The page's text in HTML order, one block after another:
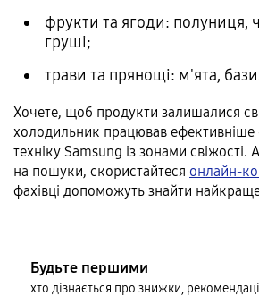
фрукти та ягоди: полуниця,
груші;
трави та прянощі: м'ята,
Хочете, щоб продукти залишалися
холодильник працював ефективніше
техніку Samsung із зонами
на пошуки, скористайтеся онлайн-
фахівці допоможуть знайти
Будьте першими
хто дізнається про знижки,